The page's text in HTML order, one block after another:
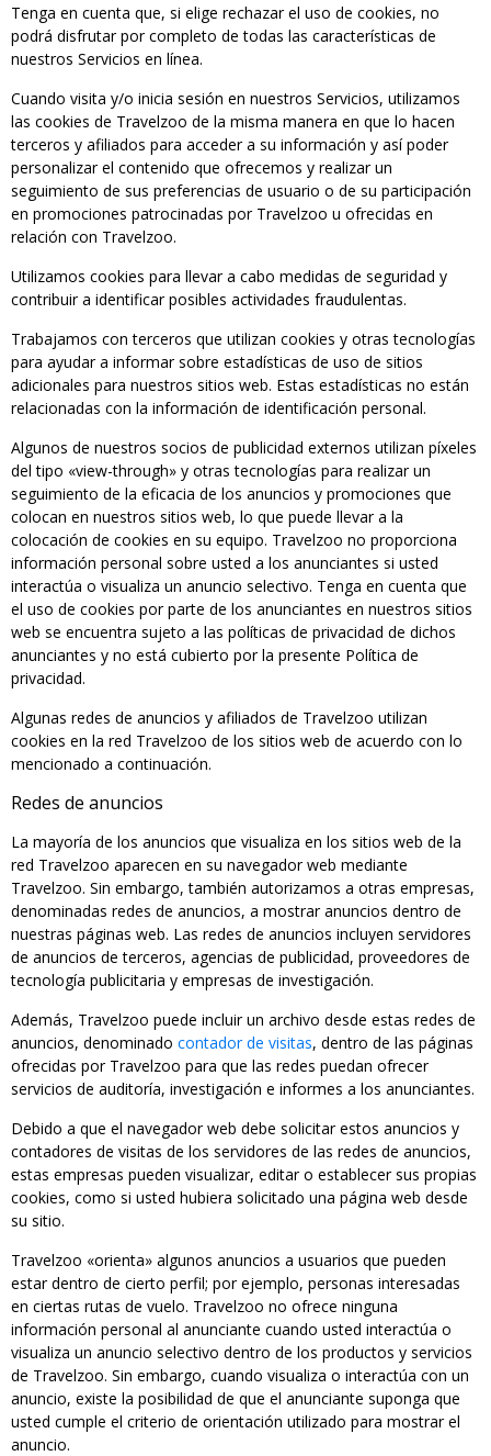
Tenga en cuenta que, si elige rechazar el uso de cookies, no
podrá disfrutar por completo de todas las características de
nuestros Servicios en línea.
Cuando visita y/o inicia sesión en nuestros Servicios, utilizamos
las cookies de Travelzoo de la misma manera en que lo hacen
terceros y afiliados para acceder a su información y así poder
personalizar el contenido que ofrecemos y realizar un
seguimiento de sus preferencias de usuario o de su participación
en promociones patrocinadas por Travelzoo u ofrecidas en
relación con Travelzoo.
Utilizamos cookies para llevar a cabo medidas de seguridad y
contribuir a identificar posibles actividades fraudulentas.
Trabajamos con terceros que utilizan cookies y otras tecnologías
para ayudar a informar sobre estadísticas de uso de sitios
adicionales para nuestros sitios web. Estas estadísticas no están
relacionadas con la información de identificación personal.
Algunos de nuestros socios de publicidad externos utilizan píxeles
del tipo «view-through» y otras tecnologías para realizar un
seguimiento de la eficacia de los anuncios y promociones que
colocan en nuestros sitios web, lo que puede llevar a la
colocación de cookies en su equipo. Travelzoo no proporciona
información personal sobre usted a los anunciantes si usted
interactúa o visualiza un anuncio selectivo. Tenga en cuenta que
el uso de cookies por parte de los anunciantes en nuestros sitios
web se encuentra sujeto a las políticas de privacidad de dichos
anunciantes y no está cubierto por la presente Política de
privacidad.
Algunas redes de anuncios y afiliados de Travelzoo utilizan
cookies en la red Travelzoo de los sitios web de acuerdo con lo
mencionado a continuación.
Redes de anuncios
La mayoría de los anuncios que visualiza en los sitios web de la
red Travelzoo aparecen en su navegador web mediante
Travelzoo. Sin embargo, también autorizamos a otras empresas,
denominadas redes de anuncios, a mostrar anuncios dentro de
nuestras páginas web. Las redes de anuncios incluyen servidores
de anuncios de terceros, agencias de publicidad, proveedores de
tecnología publicitaria y empresas de investigación.
Además, Travelzoo puede incluir un archivo desde estas redes de
anuncios, denominado contador de visitas, dentro de las páginas
ofrecidas por Travelzoo para que las redes puedan ofrecer
servicios de auditoría, investigación e informes a los anunciantes.
Debido a que el navegador web debe solicitar estos anuncios y
contadores de visitas de los servidores de las redes de anuncios,
estas empresas pueden visualizar, editar o establecer sus propias
cookies, como si usted hubiera solicitado una página web desde
su sitio.
Travelzoo «orienta» algunos anuncios a usuarios que pueden
estar dentro de cierto perfil; por ejemplo, personas interesadas
en ciertas rutas de vuelo. Travelzoo no ofrece ninguna
información personal al anunciante cuando usted interactúa o
visualiza un anuncio selectivo dentro de los productos y servicios
de Travelzoo. Sin embargo, cuando visualiza o interactúa con un
anuncio, existe la posibilidad de que el anunciante suponga que
usted cumple el criterio de orientación utilizado para mostrar el
anuncio.